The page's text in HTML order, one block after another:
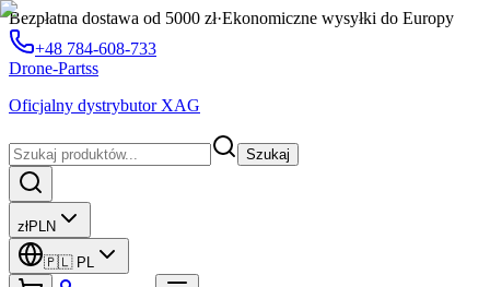
Bezpłatna dostawa od 5000 zł·Ekonomiczne wysyłki do Europy
+48 784-608-733
Drone-Partss
Oficjalny dystrybutor XAG
Szukaj
złPLN
🇵🇱 PL